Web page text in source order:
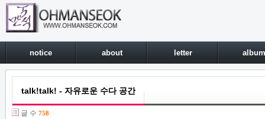
notice about letter album
talk!talk! - 자유로운 수다 공간
글 수 758